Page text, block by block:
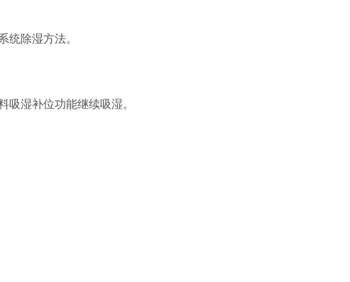
统除湿方法。
吸湿补位功能继续吸湿。